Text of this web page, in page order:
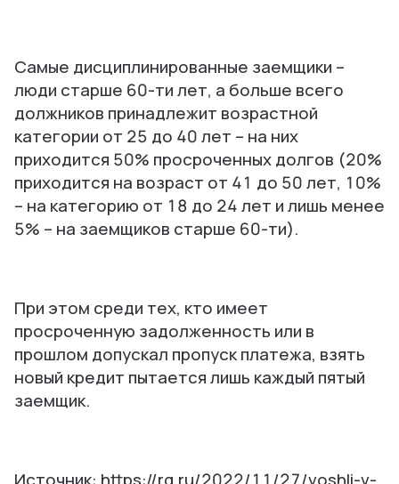
Самые дисциплинированные заемщики –
люди старше 60-ти лет, а больше всего
должников принадлежит возрастной
категории от 25 до 40 лет – на них
приходится 50% просроченных долгов (20%
приходится на возраст от 41 до 50 лет, 10%
– на категорию от 18 до 24 лет и лишь менее
5% – на заемщиков старше 60-ти).
При этом среди тех, кто имеет
просроченную задолженность или в
прошлом допускал пропуск платежа, взять
новый кредит пытается лишь каждый пятый
заемщик.